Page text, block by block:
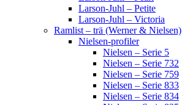
Larson-Juhl – Petite
Larson-Juhl – Victoria
Ramlist – trä (Werner & Nielsen)
Nielsen-profiler
Nielsen – Serie 5
Nielsen – Serie 732
Nielsen – Serie 759
Nielsen – Serie 833
Nielsen – Serie 834